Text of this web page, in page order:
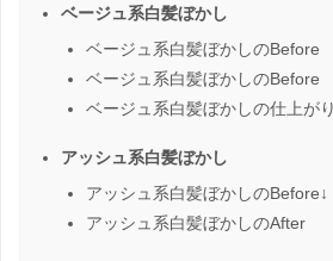
ベージュ系白髪ぼかし
ベージュ系白髪ぼかしのBefore
ベージュ系白髪ぼかしのBefore
ベージュ系白髪ぼかしの仕上が
アッシュ系白髪ぼかし
アッシュ系白髪ぼかしのBefore↓
アッシュ系白髪ぼかしのAfter